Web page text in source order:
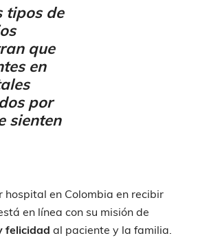
tipos de
que
en
por
sienten
hospital en Colombia en recibir
en línea con su misión de
felicidad al paciente y la familia.